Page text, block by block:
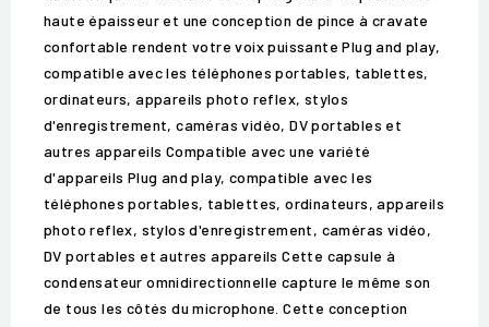
haute épaisseur et une conception de pince à cravate
confortable rendent votre voix puissante Plug and play,
compatible avec les téléphones portables, tablettes,
ordinateurs, appareils photo reflex, stylos
d'enregistrement, caméras vidéo, DV portables et
autres appareils Compatible avec une variété
d'appareils Plug and play, compatible avec les
téléphones portables, tablettes, ordinateurs, appareils
photo reflex, stylos d'enregistrement, caméras vidéo,
DV portables et autres appareils Cette capsule à
condensateur omnidirectionnelle capture le même son
de tous les côtés du microphone. Cette conception